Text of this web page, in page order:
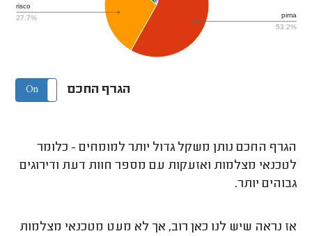
pima
53.2%
risco
27.7%
הגרף החכם On Off
הגרף החכם נותן משקל גדול יותר למומחים - כלומר
לטכנאי מצלמות ואזעקות עם מספר חוות דעת ודירוגים
גבוהים יותר.
אז נראה שיש לנו כאן רוב, אך לא מעט מטכנאי מצלמות